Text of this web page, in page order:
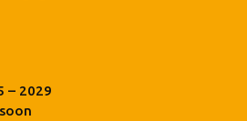
– 2029